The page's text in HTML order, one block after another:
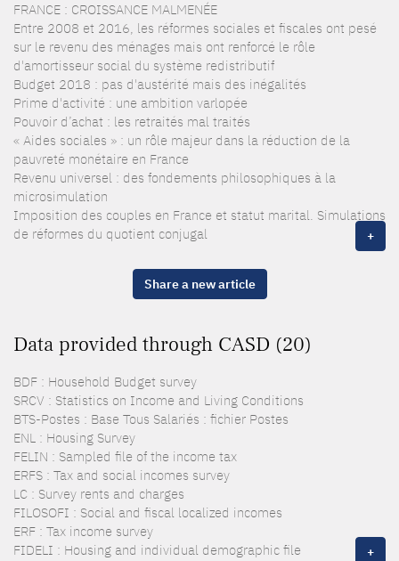
FRANCE : CROISSANCE MALMENÉE
Entre 2008 et 2016, les réformes sociales et fiscales ont pesé
sur le revenu des ménages mais ont renforcé le rôle
d'amortisseur social du système redistributif
Budget 2018 : pas d'austérité mais des inégalités
Prime d'activité : une ambition varlopée
Pouvoir d’achat : les retraités mal traités
« Aides sociales » : un rôle majeur dans la réduction de la
pauvreté monétaire en France
Revenu universel : des fondements philosophiques à la
microsimulation
Imposition des couples en France et statut marital. Simulations
de réformes du quotient conjugal
+
Share a new article
Data provided through CASD (20)
BDF : Household Budget survey
SRCV : Statistics on Income and Living Conditions
BTS-Postes : Base Tous Salariés : fichier Postes
ENL : Housing Survey
FELIN : Sampled file of the income tax
ERFS : Tax and social incomes survey
LC : Survey rents and charges
FILOSOFI : Social and fiscal localized incomes
ERF : Tax income survey
FIDELI : Housing and individual demographic file
+